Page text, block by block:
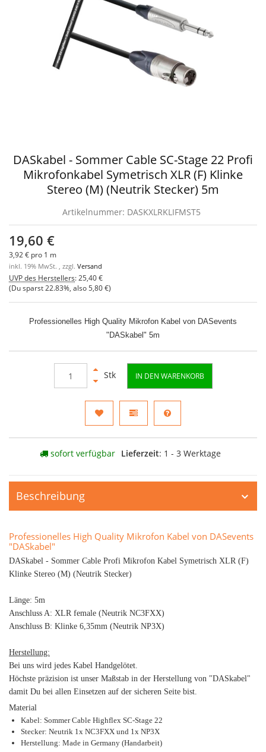
DASkabel - Sommer Cable SC-Stage 22 Profi
Mikrofonkabel Symetrisch XLR (F) Klinke
Stereo (M) (Neutrik Stecker) 5m
Artikelnummer: DASKXLRKLIFMST5
19,60 €
3,92 € pro 1 m
inkl. 19% MwSt. , zzgl. Versand
UVP des Herstellers: 25,40 €
(Du sparst 22.83% , also 5,80 €)
Professionelles High Quality Mikrofon Kabel von DASevents
"DASkabel" 5m
Stk IN DEN WARENKORB
sofort verfügbar Lieferzeit: 1 - 3 Werktage
Beschreibung
Professionelles High Quality Mikrofon Kabel von DASevents
"DASkabel"
DASkabel - Sommer Cable Profi Mikrofon Kabel Symetrisch XLR (F)
Klinke Stereo (M) (Neutrik Stecker)
Länge: 5m
Anschluss A: XLR female (Neutrik NC3FXX)
Anschluss B: Klinke 6,35mm (Neutrik NP3X)
Herstellung:
Bei uns wird jedes Kabel Handgelötet.
Höchste präzision ist unser Maßstab in der Herstellung von "DASkabel"
damit Du bei allen Einsetzen auf der sicheren Seite bist.
Material
Kabel: Sommer Cable Highflex SC-Stage 22
Stecker: Neutrik 1x NC3FXX und 1x NP3X
Herstellung: Made in Germany (Handarbeit)